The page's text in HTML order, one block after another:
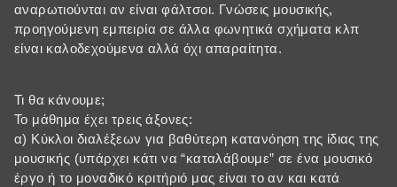
αναρωτιούνται αν είναι φάλτσοι. Γνώσεις μουσικής,
προηγούμενη εμπειρία σε άλλα φωνητικά σχήματα κλπ
είναι καλοδεχούμενα αλλά όχι απαραίτητα.
Τι θα κάνουμε;
Το μάθημα έχει τρεις άξονες:
α) Κύκλοι διαλέξεων για βαθύτερη κατανόηση της ίδιας της
μουσικής (υπάρχει κάτι να “καταλάβουμε” σε ένα μουσικό
έργο ή το μοναδικό κριτήριό μας είναι το αν και κατά